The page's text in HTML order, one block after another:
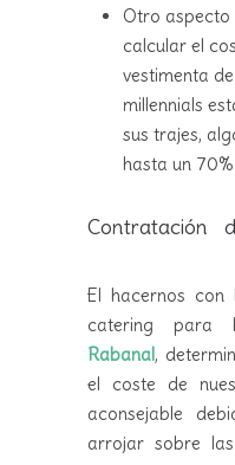
Otro
calcular el
vestimenta
millennials
sus trajes,
hasta un 70%.
Contratación
El hacernos con
catering para
Rabanal,
el coste de
aconsejable
arrojar sobre